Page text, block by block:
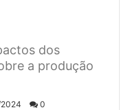
dos
a produção
0